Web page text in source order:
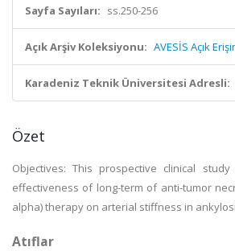
Sayfa Sayıları: ss.250-256
Açık Arşiv Koleksiyonu: AVESİS Açık
Karadeniz Teknik Üniversitesi Adresli:
Özet
Objectives: This prospective clinical
effectiveness of long-term of anti-tumor
alpha) therapy on arterial stiffness in
Atıflar